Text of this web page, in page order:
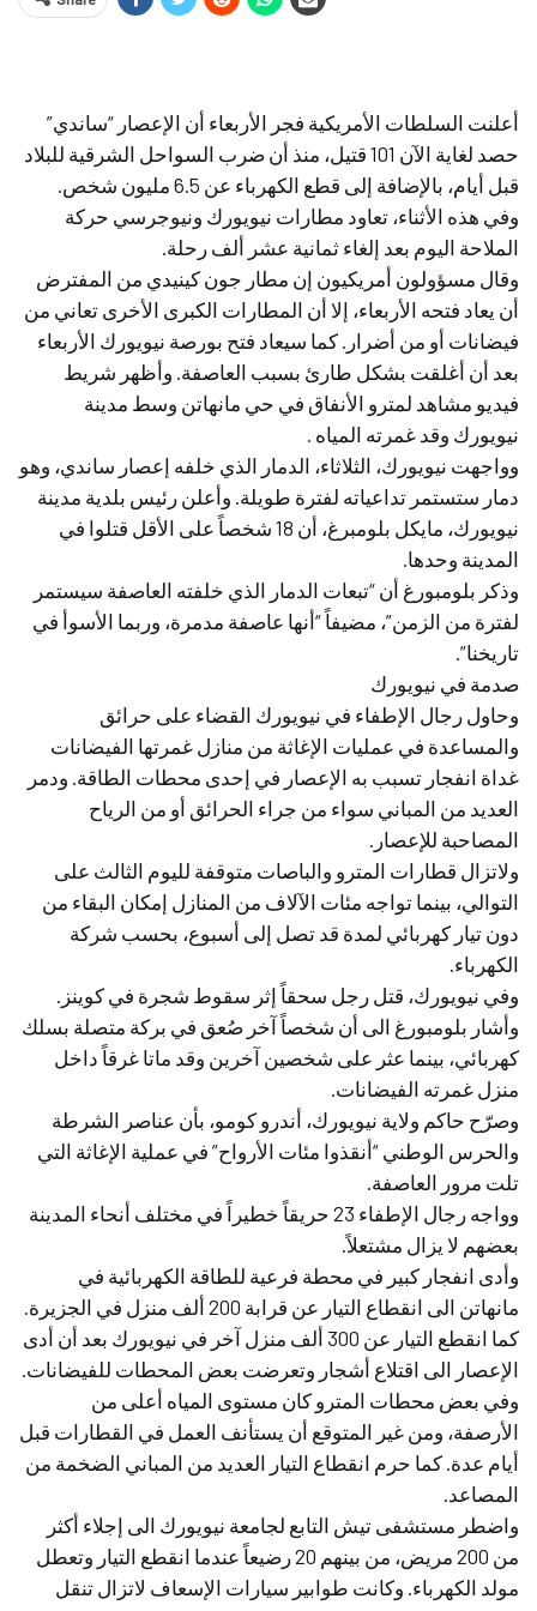
أعلنت السلطات الأمريكية فجر الأربعاء أن الإعصار “ساندي”
حصد لغاية الآن 101 قتيل، منذ أن ضرب السواحل الشرقية للبلاد
قبل أيام، بالإضافة إلى قطع الكهرباء عن 6.5 مليون شخص.
وفي هذه الأثناء، تعاود مطارات نيويورك ونيوجرسي حركة
الملاحة اليوم بعد إلغاء ثمانية عشر ألف رحلة.
وقال مسؤولون أمريكيون إن مطار جون كينيدي من المفترض
أن يعاد فتحه الأربعاء، إلا أن المطارات الكبرى الأخرى تعاني من
فيضانات أو من أضرار. كما سيعاد فتح بورصة نيويورك الأربعاء
بعد أن أغلقت بشكل طارئ بسبب العاصفة. وأظهر شريط
فيديو مشاهد لمترو الأنفاق في حي مانهاتن وسط مدينة
نيويورك وقد غمرته المياه .
وواجهت نيويورك، الثلاثاء، الدمار الذي خلفه إعصار ساندي، وهو
دمار ستستمر تداعياته لفترة طويلة. وأعلن رئيس بلدية مدينة
نيويورك، مايكل بلومبرغ، أن 18 شخصاً على الأقل قتلوا في
المدينة وحدها.
وذكر بلومبورغ أن “تبعات الدمار الذي خلفته العاصفة سيستمر
لفترة من الزمن”، مضيفاً “أنها عاصفة مدمرة، وربما الأسوأ في
تاريخنا”.
صدمة في نيويورك
وحاول رجال الإطفاء في نيويورك القضاء على حرائق
والمساعدة في عمليات الإغاثة من منازل غمرتها الفيضانات
غداة انفجار تسبب به الإعصار في إحدى محطات الطاقة. ودمر
العديد من المباني سواء من جراء الحرائق أو من الرياح
المصاحبة للإعصار.
ولاتزال قطارات المترو والباصات متوقفة لليوم الثالث على
التوالي، بينما تواجه مئات الآلاف من المنازل إمكان البقاء من
دون تيار كهربائي لمدة قد تصل إلى أسبوع، بحسب شركة
الكهرباء.
وفي نيويورك، قتل رجل سحقاً إثر سقوط شجرة في كوينز.
وأشار بلومبورغ الى أن شخصاً آخر صُعق في بركة متصلة بسلك
كهربائي، بينما عثر على شخصين آخرين وقد ماتا غرقاً داخل
منزل غمرته الفيضانات.
وصرّح حاكم ولاية نيويورك، أندرو كومو، بأن عناصر الشرطة
والحرس الوطني “أنقذوا مئات الأرواح” في عملية الإغاثة التي
تلت مرور العاصفة.
وواجه رجال الإطفاء 23 حريقاً خطيراً في مختلف أنحاء المدينة
بعضهم لا يزال مشتعلاً.
وأدى انفجار كبير في محطة فرعية للطاقة الكهربائية في
مانهاتن الى انقطاع التيار عن قرابة 200 ألف منزل في الجزيرة.
كما انقطع التيار عن 300 ألف منزل آخر في نيويورك بعد أن أدى
الإعصار الى اقتلاع أشجار وتعرضت بعض المحطات للفيضانات.
وفي بعض محطات المترو كان مستوى المياه أعلى من
الأرصفة، ومن غير المتوقع أن يستأنف العمل في القطارات قبل
أيام عدة. كما حرم انقطاع التيار العديد من المباني الضخمة من
المصاعد.
واضطر مستشفى تيش التابع لجامعة نيويورك الى إجلاء أكثر
من 200 مريض، من بينهم 20 رضيعاً عندما انقطع التيار وتعطل
مولد الكهرباء. وكانت طوابير سيارات الإسعاف لاتزال تنقل